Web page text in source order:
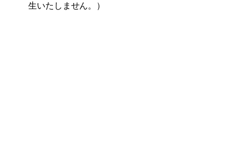
生いたしません。）